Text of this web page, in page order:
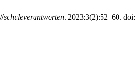
#schuleverantworten. 2023;3(2):52–60. doi: